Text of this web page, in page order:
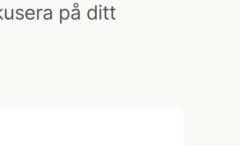
på ditt